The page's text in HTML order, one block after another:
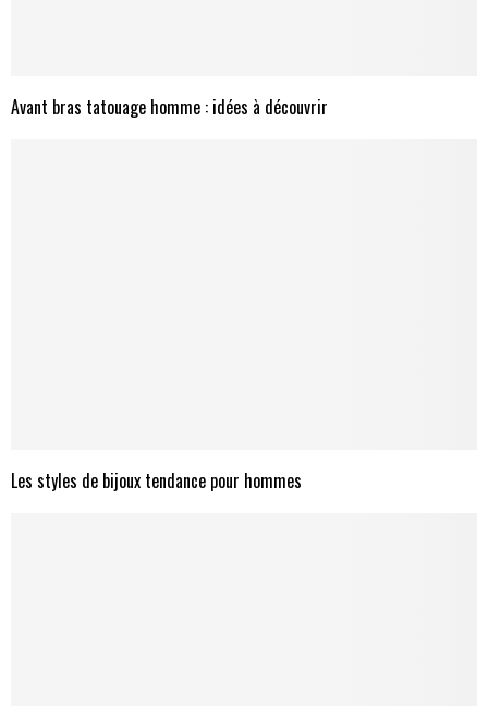
Avant bras tatouage homme : idées à découvrir
Les styles de bijoux tendance pour hommes